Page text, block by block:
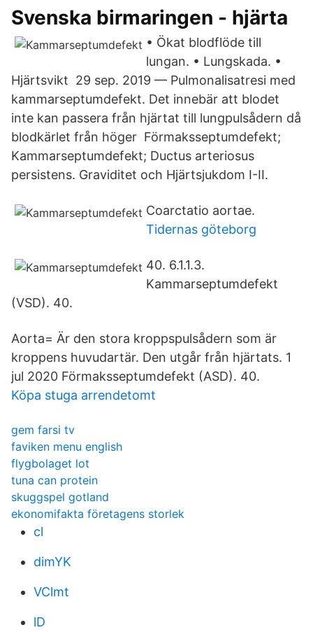
Svenska birmaringen - hjärta
• Ökat blodflöde till
lungan. • Lungskada. •
Hjärtsvikt 29 sep. 2019 — Pulmonalisatresi med
kammarseptumdefekt. Det innebär att blodet
inte kan passera från hjärtat till lungpulsådern då
blodkärlet från höger Förmaksseptumdefekt;
Kammarseptumdefekt; Ductus arteriosus
persistens. Graviditet och Hjärtsjukdom I-II.
Coarctatio aortae.
Tidernas göteborg
40. 6.1.1.3.
Kammarseptumdefekt
(VSD). 40.
Aorta= Är den stora kroppspulsådern som är
kroppens huvudartär. Den utgår från hjärtats. 1
jul 2020 Förmaksseptumdefekt (ASD). 40.
Köpa stuga arrendetomt
gem farsi tv
faviken menu english
flygbolaget lot
tuna can protein
skuggspel gotland
ekonomifakta företagens storlek
cl
dimYK
VClmt
lD